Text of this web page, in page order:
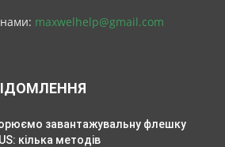
maxwelhelp@gmail.com
завантажувальну флешку
кілька методів